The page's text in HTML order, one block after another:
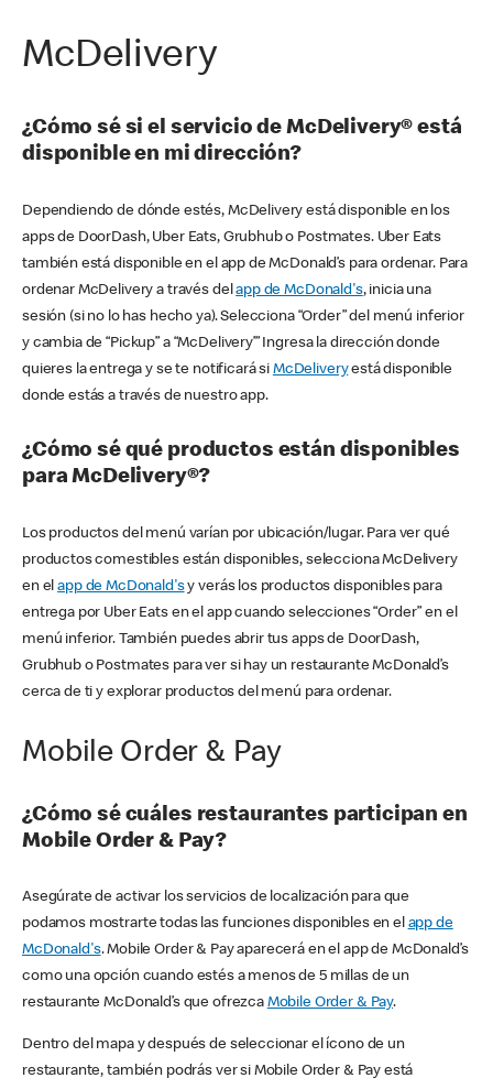
McDelivery
¿Cómo sé si el servicio de McDelivery® está
disponible en mi dirección?
Dependiendo de dónde estés, McDelivery está disponible en los
apps de DoorDash, Uber Eats, Grubhub o Postmates. Uber Eats
también está disponible en el app de McDonald’s para ordenar. Para
ordenar McDelivery a través delapp de McDonald's, inicia una
sesión (si no lo has hecho ya). Selecciona “Order” del menú inferior
y cambia de “Pickup” a “McDelivery’” Ingresa la dirección donde
quieres la entrega y se te notificará si McDeliveryestá disponible
donde estás a través de nuestro app.
¿Cómo sé qué productos están disponibles
para McDelivery®?
Los productos del menú varían por ubicación/lugar. Para ver qué
productos comestibles están disponibles, selecciona McDelivery
en elapp de McDonald'sy verás los productos disponibles para
entrega por Uber Eats en el app cuando selecciones “Order” en el
menú inferior. También puedes abrir tus apps de DoorDash,
Grubhub o Postmates para ver si hay un restaurante McDonald’s
cerca de ti y explorar productos del menú para ordenar.
Mobile Order & Pay
¿Cómo sé cuáles restaurantes participan en
Mobile Order & Pay?
Asegúrate de activar los servicios de localización para que
podamos mostrarte todas las funciones disponibles en el app de
McDonald's. Mobile Order & Pay aparecerá en el app de McDonald’s
como una opción cuando estés a menos de 5 millas de un
restaurante McDonald’s que ofrezca Mobile Order & Pay.
Dentro del mapa y después de seleccionar el ícono de un
restaurante, también podrás ver si Mobile Order & Pay está